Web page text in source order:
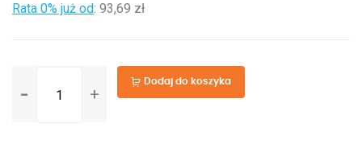
Rata 0% już od: 93,69 zł
Blue
Dodaj do koszyka